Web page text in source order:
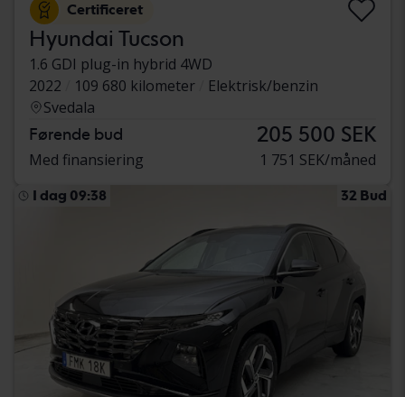
Certificeret
Hyundai Tucson
1.6 GDI plug-in hybrid 4WD
2022
109 680 kilometer
Elektrisk/benzin
Svedala
Førende bud 205 500 SEK
Med finansiering 1 751 SEK/måned
I dag 09:38 32 Bud